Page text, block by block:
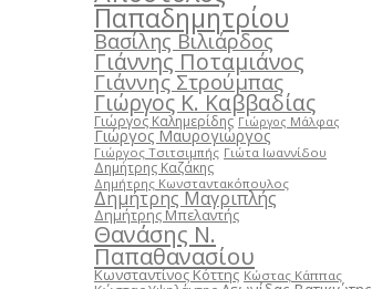
Παπαδημητρίου
Βασίλης Βιλιάρδος
Γιάννης Ποταμιάνος
Γιάννης Στρούμπας
Γιώργος Κ. Καββαδίας
Γιώργος Καλημερίδης Γιώργος Μάλφας
Γιώργος Μαυρογιώργος
Γιώργος Τσιτσιμπής Γιώτα Ιωαννίδου
Δημήτρης Καζάκης
Δημήτρης Κωνσταντακόπουλος
Δημήτρης Μαγριπλής
Δημήτρης Μπελαντής
Θανάσης Ν.
Παπαθανασίου
Κωνσταντίνος Κόττης Κώστας Κάππας